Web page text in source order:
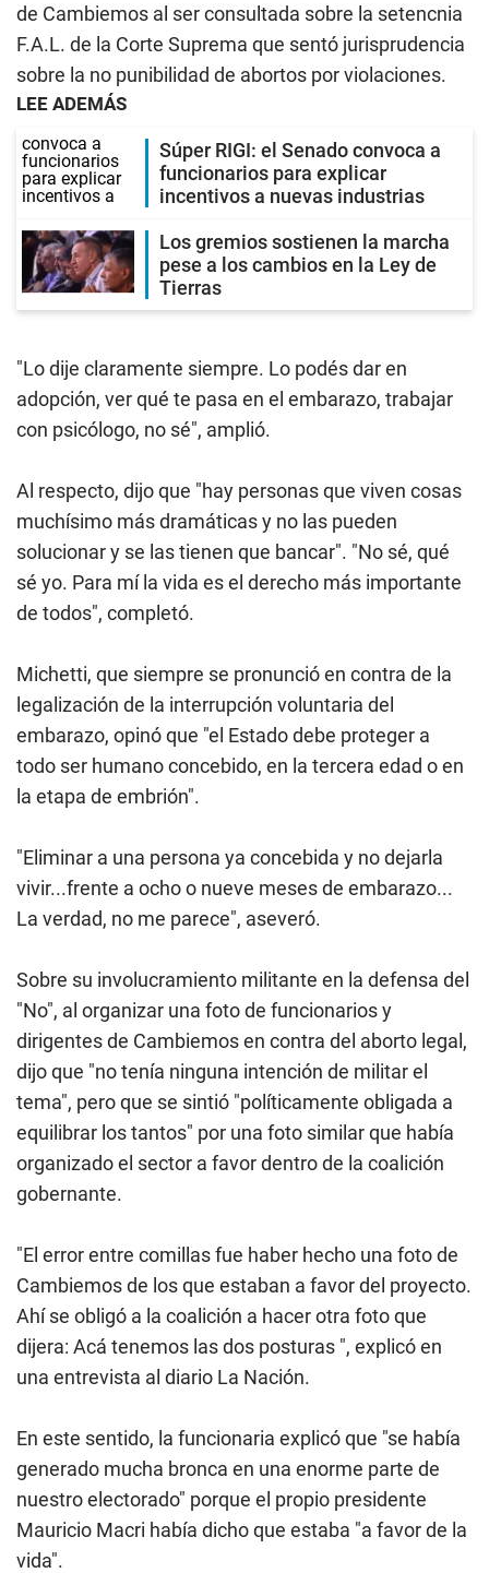
de Cambiemos al ser consultada sobre la setencnia
F.A.L. de la Corte Suprema que sentó jurisprudencia
sobre la no punibilidad de abortos por violaciones.
LEE ADEMÁS
Súper RIGI: el Senado convoca a
funcionarios para explicar
incentivos a nuevas industrias
Los gremios sostienen la marcha
pese a los cambios en la Ley de
Tierras
"Lo dije claramente siempre. Lo podés dar en
adopción, ver qué te pasa en el embarazo, trabajar
con psicólogo, no sé", amplió.
Al respecto, dijo que "hay personas que viven cosas
muchísimo más dramáticas y no las pueden
solucionar y se las tienen que bancar". "No sé, qué
sé yo. Para mí la vida es el derecho más importante
de todos", completó.
Michetti, que siempre se pronunció en contra de la
legalización de la interrupción voluntaria del
embarazo, opinó que "el Estado debe proteger a
todo ser humano concebido, en la tercera edad o en
la etapa de embrión".
"Eliminar a una persona ya concebida y no dejarla
vivir...frente a ocho o nueve meses de embarazo...
La verdad, no me parece", aseveró.
Sobre su involucramiento militante en la defensa del
"No", al organizar una foto de funcionarios y
dirigentes de Cambiemos en contra del aborto legal,
dijo que "no tenía ninguna intención de militar el
tema", pero que se sintió "políticamente obligada a
equilibrar los tantos" por una foto similar que había
organizado el sector a favor dentro de la coalición
gobernante.
"El error entre comillas fue haber hecho una foto de
Cambiemos de los que estaban a favor del proyecto.
Ahí se obligó a la coalición a hacer otra foto que
dijera: Acá tenemos las dos posturas ", explicó en
una entrevista al diario La Nación.
En este sentido, la funcionaria explicó que "se había
generado mucha bronca en una enorme parte de
nuestro electorado" porque el propio presidente
Mauricio Macri había dicho que estaba "a favor de la
vida".